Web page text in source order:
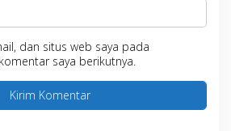
dan situs web saya pada
saya berikutnya.